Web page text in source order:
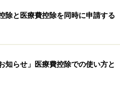
除と医療費控除を同時に申請する
知らせ」医療費控除での使い方と